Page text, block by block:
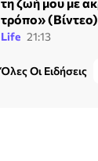
τρόπο» (Βίντεο)
Life 21:13
Όλες Οι Ειδήσεις